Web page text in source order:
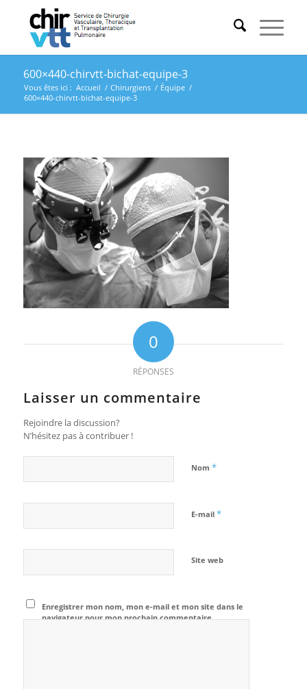
600×440-chirvtt-bichat-equipe-3
Vous êtes ici : Accueil / Chirurgiens / Équipe /
600×440-chirvtt-bichat-equipe-3
0
RÉPONSES
Laisser un commentaire
Rejoindre la discussion?
N’hésitez pas à contribuer !
Nom *
E-mail *
Site web
Enregistrer mon nom, mon e-mail et mon site dans le
navigateur pour mon prochain commentaire.